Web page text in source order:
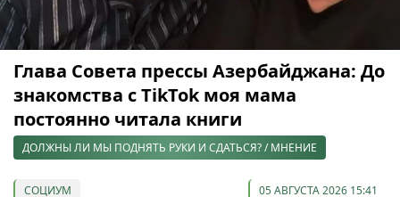
Глава Совета прессы Азербайджана: До
знакомства с TikTok моя мама
постоянно читала книги
ДОЛЖНЫ ЛИ МЫ ПОДНЯТЬ РУКИ И СДАТЬСЯ? / МНЕНИЕ
СОЦИУМ 05 АВГУСТА 2026 15:41